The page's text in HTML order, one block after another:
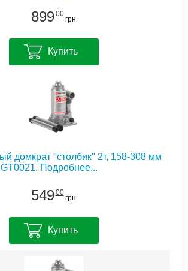
89900
грн
Купить
домкрат "столбик" 2т, 158-308 мм
Подробнее...
54900
грн
Купить